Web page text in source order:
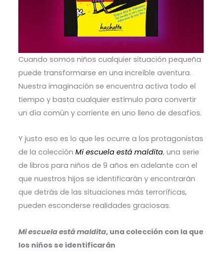
Cuando somos niños cualquier situación pequeña
puede transformarse en una increíble aventura.
Nuestra imaginación se encuentra activa todo el
tiempo y basta cualquier estímulo para convertir
un día común y corriente en uno lleno de desafíos.
Y justo eso es lo que les ocurre a los protagonistas
de la colección Mi escuela está maldita, una serie
de libros para niños de 9 años en adelante con el
que nuestros hijos se identificarán y encontrarán
que detrás de las situaciones más terroríficas,
pueden esconderse realidades graciosas.
Mi escuela está maldita, una colección con la que
los niños se identificarán